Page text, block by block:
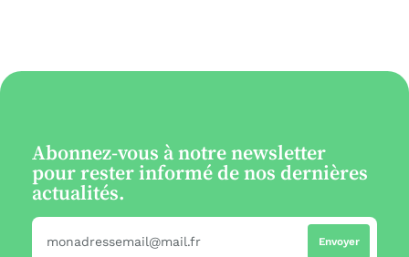
Abonnez-vous à notre newsletter
pour rester informé de nos dernières
actualités.